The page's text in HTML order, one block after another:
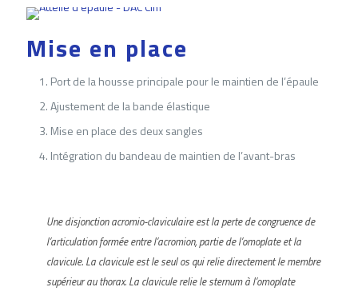
Mise en place
Port de la housse principale pour le maintien de l’épaule
Ajustement de la bande élastique
Mise en place des deux sangles
Intégration du bandeau de maintien de l’avant-bras
Une disjonction acromio-claviculaire est la perte de congruence de
l’articulation formée entre l’acromion, partie de l’omoplate et la
clavicule. La clavicule est le seul os qui relie directement le membre
supérieur au thorax. La clavicule relie le sternum à l’omoplate